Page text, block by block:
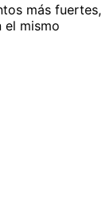
más fuertes,
el mismo